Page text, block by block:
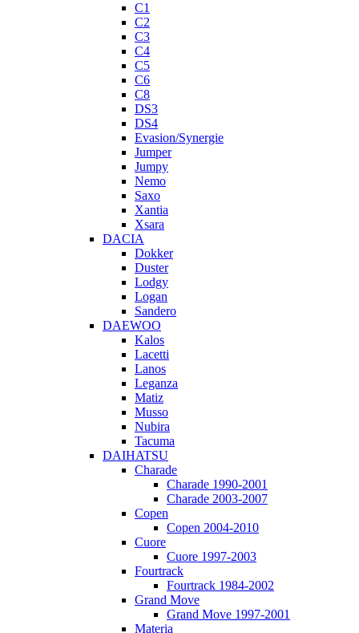
C1
C2
C3
C4
C5
C6
C8
DS3
DS4
Evasion/Synergie
Jumper
Jumpy
Nemo
Saxo
Xantia
Xsara
DACIA
Dokker
Duster
Lodgy
Logan
Sandero
DAEWOO
Kalos
Lacetti
Lanos
Leganza
Matiz
Musso
Nubira
Tacuma
DAIHATSU
Charade
Charade 1990-2001
Charade 2003-2007
Copen
Copen 2004-2010
Cuore
Cuore 1997-2003
Fourtrack
Fourtrack 1984-2002
Grand Move
Grand Move 1997-2001
Materia